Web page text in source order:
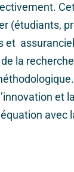
(étudiants,
la recherche
et
avec